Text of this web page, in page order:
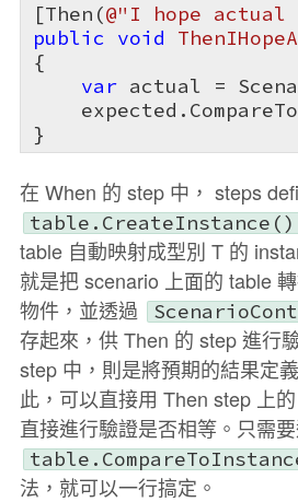
[Then(@"I hope
public
void
{
var actual =
}
在 When 的 step 中， steps
table.CreateInstance ()
table 自動映射成型別 T 的
就是把 scenario 上面的 table
物件，並透過
存起來，供 Then 的 step 進行
step 中，則是將預期的結果定
此，可以直接用 Then step 上
直接進行驗證是否相等。只需
法，就可以一行搞定。